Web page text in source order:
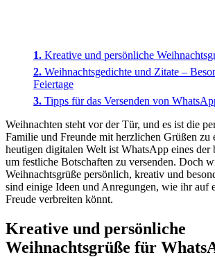
Kreative und persönliche
Weihnachtsgedichte und Zitate –
Feiertage
Tipps für das Versenden von
Weihnachten steht vor der Tür, und es ist die
Familie und Freunde mit herzlichen Grüßen zu
heutigen digitalen Welt ist WhatsApp eines der
um festliche Botschaften zu versenden. Doch
Weihnachtsgrüße persönlich, kreativ und
sind einige Ideen und Anregungen, wie ihr auf
Freude verbreiten könnt.
Kreative und persönliche
Weihnachtsgrüße für